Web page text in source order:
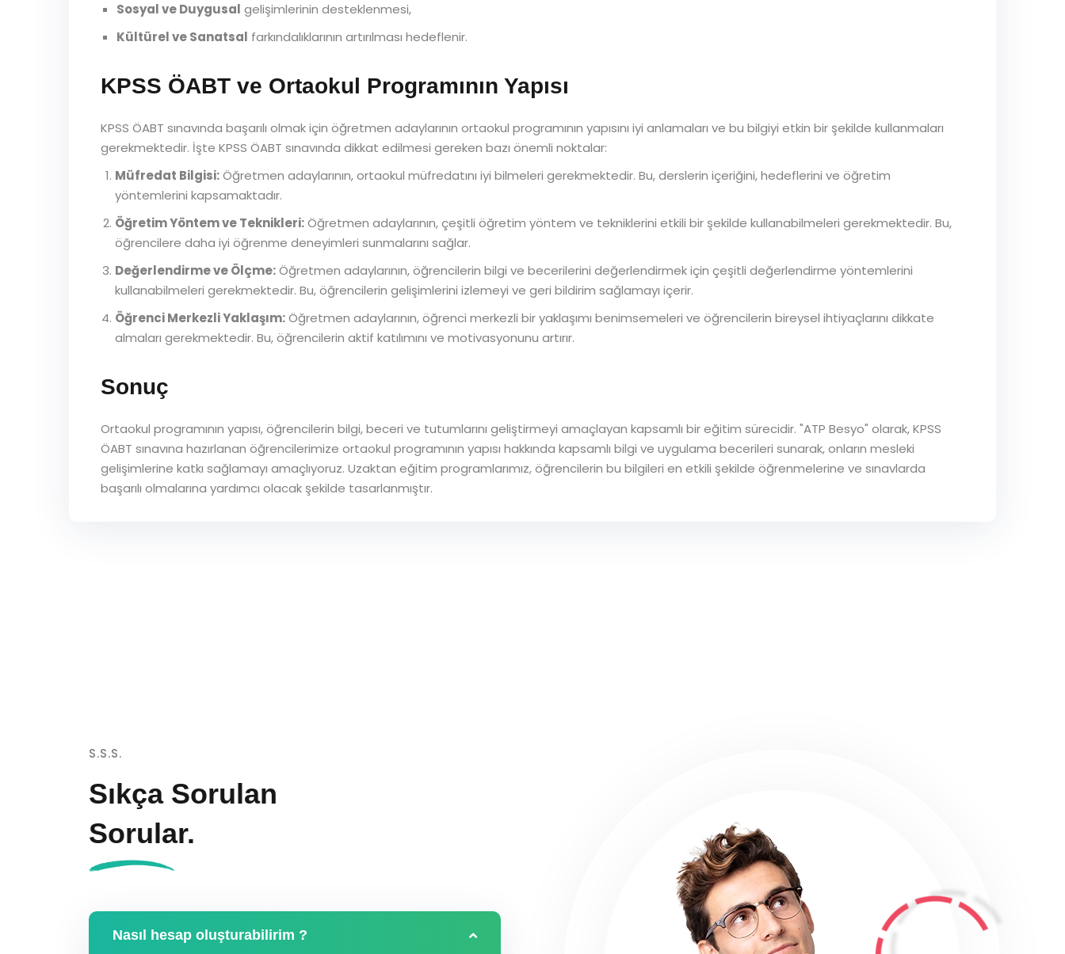
Sosyal ve Duygusal gelişimlerinin desteklenmesi,
Kültürel ve Sanatsal farkındalıklarının artırılması hedeflenir.
KPSS ÖABT ve Ortaokul Programının Yapısı
KPSS ÖABT sınavında başarılı olmak için öğretmen adaylarının ortaokul programının yapısını iyi anlamaları ve bu bilgiyi etkin bir şekilde kullanmaları
gerekmektedir. İşte KPSS ÖABT sınavında dikkat edilmesi gereken bazı önemli noktalar:
Müfredat Bilgisi:Öğretmen adaylarının, ortaokul müfredatını iyi bilmeleri gerekmektedir. Bu, derslerin içeriğini, hedeflerini ve öğretim
yöntemlerini kapsamaktadır.
Öğretim Yöntem ve Teknikleri:Öğretmen adaylarının, çeşitli öğretim yöntem ve tekniklerini etkili bir şekilde kullanabilmeleri gerekmektedir. Bu,
öğrencilere daha iyi öğrenme deneyimleri sunmalarını sağlar.
Değerlendirme ve Ölçme:Öğretmen adaylarının, öğrencilerin bilgi ve becerilerini değerlendirmek için çeşitli değerlendirme yöntemlerini
kullanabilmeleri gerekmektedir. Bu, öğrencilerin gelişimlerini izlemeyi ve geri bildirim sağlamayı içerir.
Öğrenci Merkezli Yaklaşım:Öğretmen adaylarının, öğrenci merkezli bir yaklaşımı benimsemeleri ve öğrencilerin bireysel ihtiyaçlarını dikkate
almaları gerekmektedir. Bu, öğrencilerin aktif katılımını ve motivasyonunu artırır.
Sonuç
Ortaokul programının yapısı, öğrencilerin bilgi, beceri ve tutumlarını geliştirmeyi amaçlayan kapsamlı bir eğitim sürecidir. "ATP Besyo" olarak, KPSS
ÖABT sınavına hazırlanan öğrencilerimize ortaokul programının yapısı hakkında kapsamlı bilgi ve uygulama becerileri sunarak, onların mesleki
gelişimlerine katkı sağlamayı amaçlıyoruz. Uzaktan eğitim programlarımız, öğrencilerin bu bilgileri en etkili şekilde öğrenmelerine ve sınavlarda
başarılı olmalarına yardımcı olacak şekilde tasarlanmıştır.
S.S.S.
Sıkça Sorulan
Sorular.
Nasıl hesap oluşturabilirim ?